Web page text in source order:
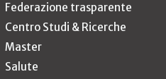
Federazione trasparente
Centro Studi & Ricerche
Master
Salute